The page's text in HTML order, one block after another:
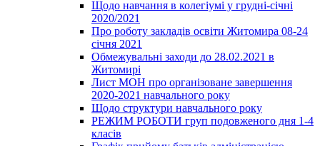
Щодо навчання в колегіумі у грудні-січні
2020/2021
Про роботу закладів освіти Житомира 08-24
січня 2021
Обмежувальні заходи до 28.02.2021 в
Житомирі
Лист МОН про організоване завершення
2020-2021 навчального року
Щодо структури навчального року
РЕЖИМ РОБОТИ груп подовженого дня 1-4
класів